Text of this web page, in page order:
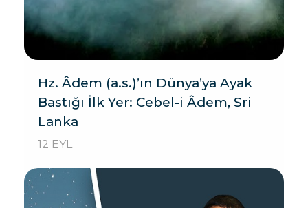
Hz. Âdem (a.s.)’ın Dünya’ya Ayak
Bastığı İlk Yer: Cebel-i Âdem, Sri
Lanka
12 EYL